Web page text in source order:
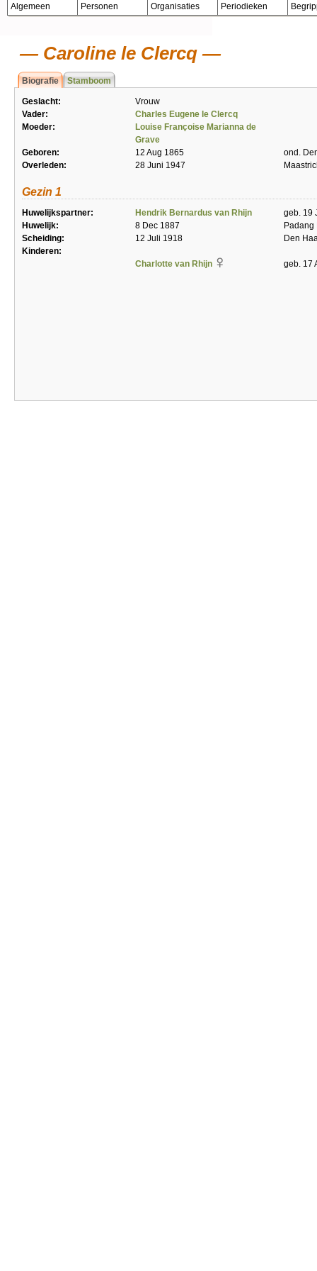
Algemeen Personen Organisaties Periodieken
Caroline le Clercq
Biografie Stamboom
Geslacht:
Vrouw
Vader:
Charles Eugene le Clercq
Moeder:
Louise Françoise Marianna de
Grave
Geboren:
12 Aug 1865
ond.
Overleden:
28 Juni 1947
Gezin 1
Huwelijkspartner: Hendrik Bernardus van Rhijn
geb. 19
Huwelijk:
8 Dec 1887
Padang
Scheiding:
12 Juli 1918
Den
Kinderen:
Charlotte van Rhijn
geb. 17